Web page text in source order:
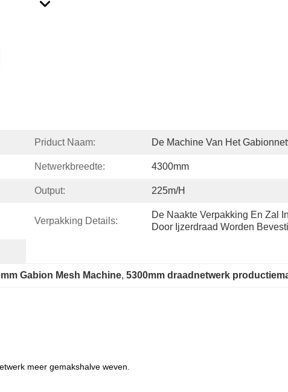
Priduct Naam: De Machine Van Het
Netwerkbreedte: 4300mm
Output: 225m/h
Verpakking Details:
De Naakte Verpakking En Zal
Door Ijzerdraad Worden
Gabion Mesh Machine, 5300mm draadnetwerk
meer gemakshalve weven